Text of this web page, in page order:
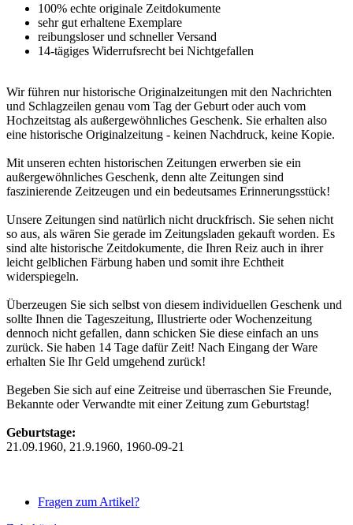
100% echte originale Zeitdokumente
sehr gut erhaltene Exemplare
reibungsloser und schneller Versand
14-tägiges Widerrufsrecht bei Nichtgefallen
Wir führen nur historische Originalzeitungen mit den Nachrichten
und Schlagzeilen genau vom Tag der Geburt oder auch vom
Hochzeitstag als außergewöhnliches Geschenk. Sie erhalten also
eine historische Originalzeitung - keinen Nachdruck, keine Kopie.
Mit unseren echten historischen Zeitungen erwerben sie ein
außergewöhnliches Geschenk, denn alte Zeitungen sind
faszinierende Zeitzeugen und ein bedeutsames Erinnerungsstück!
Unsere Zeitungen sind natürlich nicht druckfrisch. Sie sehen nicht
so aus, als wären Sie gerade im Zeitungsladen gekauft worden. Es
sind alte historische Zeitdokumente, die Ihren Reiz auch in ihrer
leicht gelblichen Färbung haben und somit ihre Echtheit
widerspiegeln.
Überzeugen Sie sich selbst von diesem individuellen Geschenk und
sollte Ihnen die Tageszeitung, Illustrierte oder Wochenzeitung
dennoch nicht gefallen, dann schicken Sie diese einfach an uns
zurück. Sie haben 14 Tage dafür Zeit! Nach Eingang der Ware
erhalten Sie Ihr Geld umgehend zurück!
Begeben Sie sich auf eine Zeitreise und überraschen Sie Freunde,
Bekannte oder Verwandte mit einer Zeitung zum Geburtstag!
Geburtstage:
21.09.1960, 21.9.1960, 1960-09-21
Fragen zum Artikel?